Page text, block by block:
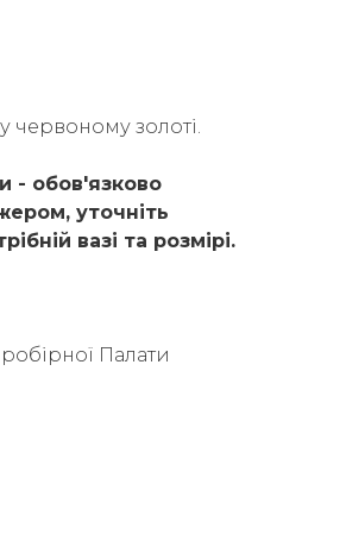
червоному золоті.
- обов'язково
уточніть
вазі та розмірі.
Палати